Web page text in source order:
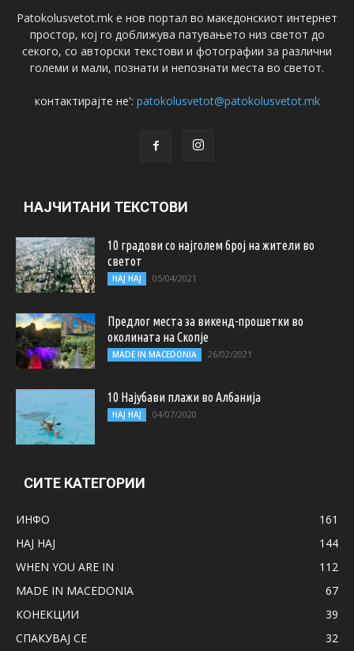
Patokolusvetot.mk е нов портал во македонскиот интернет
простор, кој го доближува патувањето низ светот до
секого, со авторски текстови и фотографии за различни
големи и мали, познати и непознати места во светот.
контактирајте не': patokolusvetot@patokolusvetot.mk
НАЈЧИТАНИ ТЕКСТОВИ
10 градови со најголем број на жители во
светот
НАЈ НАЈ 05/04/2021
Предлог места за викенд-прошетки во
околината на Скопје
MADE IN MACEDONIA 26/02/2021
10 Најубави плажи во Албанија
НАЈ НАЈ 04/07/2020
СИТЕ КАТЕГОРИИ
ИНФО
161
НАЈ НАЈ
144
WHEN YOU ARE IN
112
MADE IN MACEDONIA
67
КОНЕКЦИИ
39
СПАКУВАЈ СЕ
32